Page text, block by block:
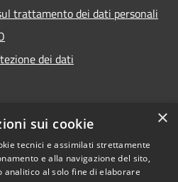
trattamento dei dati personali
dei dati
© 2021 - 2026 Comune di
Chiavari -Area Riservata
×
sui cookie
tecnici e assimilati strettamente
e alla navigazione del sito,
analitico al solo fine di elaborare